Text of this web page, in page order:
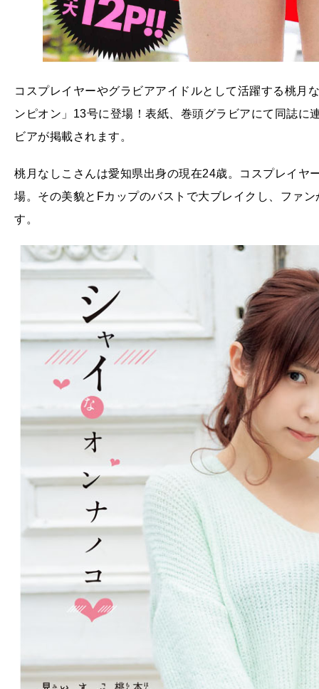
コスプレイヤーやグラビアアイドルとして活躍する桃月
ンピオン」13号に登場！表紙、巻頭グラビアにて同誌
ビアが掲載されます。
桃月なしこさんは愛知県出身の現在24歳。コスプレイヤ
場。その美貌とFカップのバストで大ブレイクし、ファ
す。